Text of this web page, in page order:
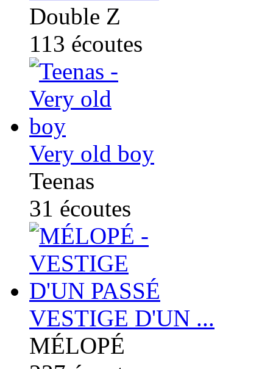
Double Z
113 écoutes
Very old boy
Teenas
31 écoutes
VESTIGE D'UN ...
MÉLOPÉ